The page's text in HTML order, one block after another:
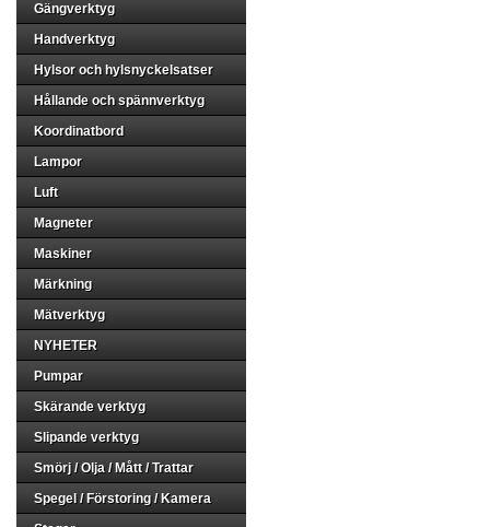
Gängverktyg
Handverktyg
Hylsor och hylsnyckelsatser
Hållande och spännverktyg
Koordinatbord
Lampor
Luft
Magneter
Maskiner
Märkning
Mätverktyg
NYHETER
Pumpar
Skärande verktyg
Slipande verktyg
Smörj / Olja / Mått / Trattar
Spegel / Förstoring / Kamera